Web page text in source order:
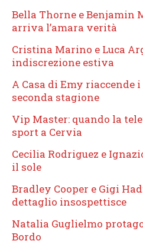
Bella Thorne e Benjamin
arriva l’amara verità
Cristina Marino e Luca
indiscrezione estiva
A Casa di Emy riaccende
seconda stagione
Vip Master: quando la
sport a Cervia
Cecilia Rodriguez e
il sole
Bradley Cooper e Gigi
dettaglio insospettisce
Natalia Guglielmo
Bordo